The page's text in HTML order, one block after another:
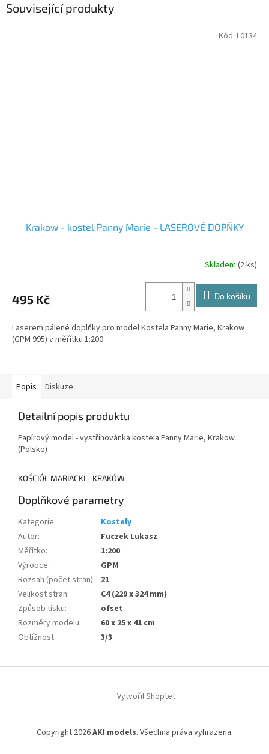
Související produkty
Krakow - kostel Panny Marie - LASEROVÉ DOPŇKY
Skladem (2 ks)
495 Kč Do košíku
Laserem pálené doplňky pro model Kostela Panny Marie, Krakow
(GPM 995) v měřítku 1:200
Kód: L0134
Popis Diskuze
Detailní popis produktu
Papírový model - vystřihovánka kostela Panny Marie, Krakow
(Polsko)
KOŚCIÓŁ MARIACKI - KRAKÓW
Doplňkové parametry
Kategorie:
Kostely
Autor:
Fuczek Lukasz
Měřítko:
1:200
Výrobce:
GPM
Rozsah (počet stran): 21
Velikost stran:
C4 (229 x 324 mm)
Způsob tisku:
ofset
Rozměry modelu:
60 x 25 x 41 cm
Obtížnost: 3/3
Vytvořil Shoptet
Copyright 2026AKI models. Všechna práva vyhrazena.